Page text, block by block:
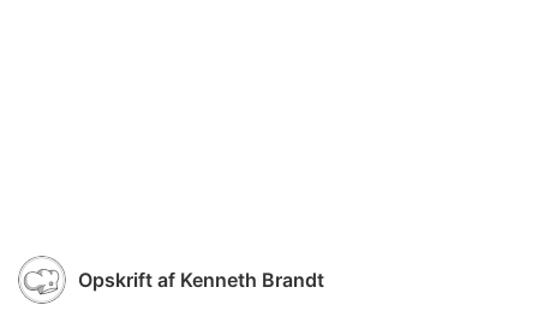
Opskrift af Kenneth Brandt